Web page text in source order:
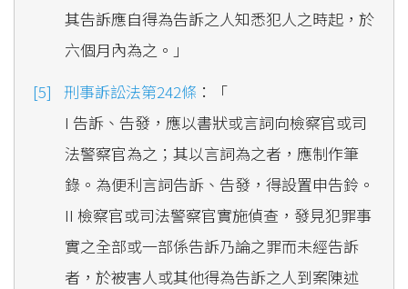
其告訴應自得為告訴之人知悉犯人之時起，於
六個月內為之。」
刑事訴訟法第242條 ：「
I 告訴、告發，應以書狀或言詞向檢察官或司
法警察官為之；其以言詞為之者，應制作筆
錄。為便利言詞告訴、告發，得設置申告鈴。
II 檢察官或司法警察官實施偵查，發見犯罪事
實之全部或一部係告訴乃論之罪而未經告訴
者，於被害人或其他得為告訴之人到案陳述